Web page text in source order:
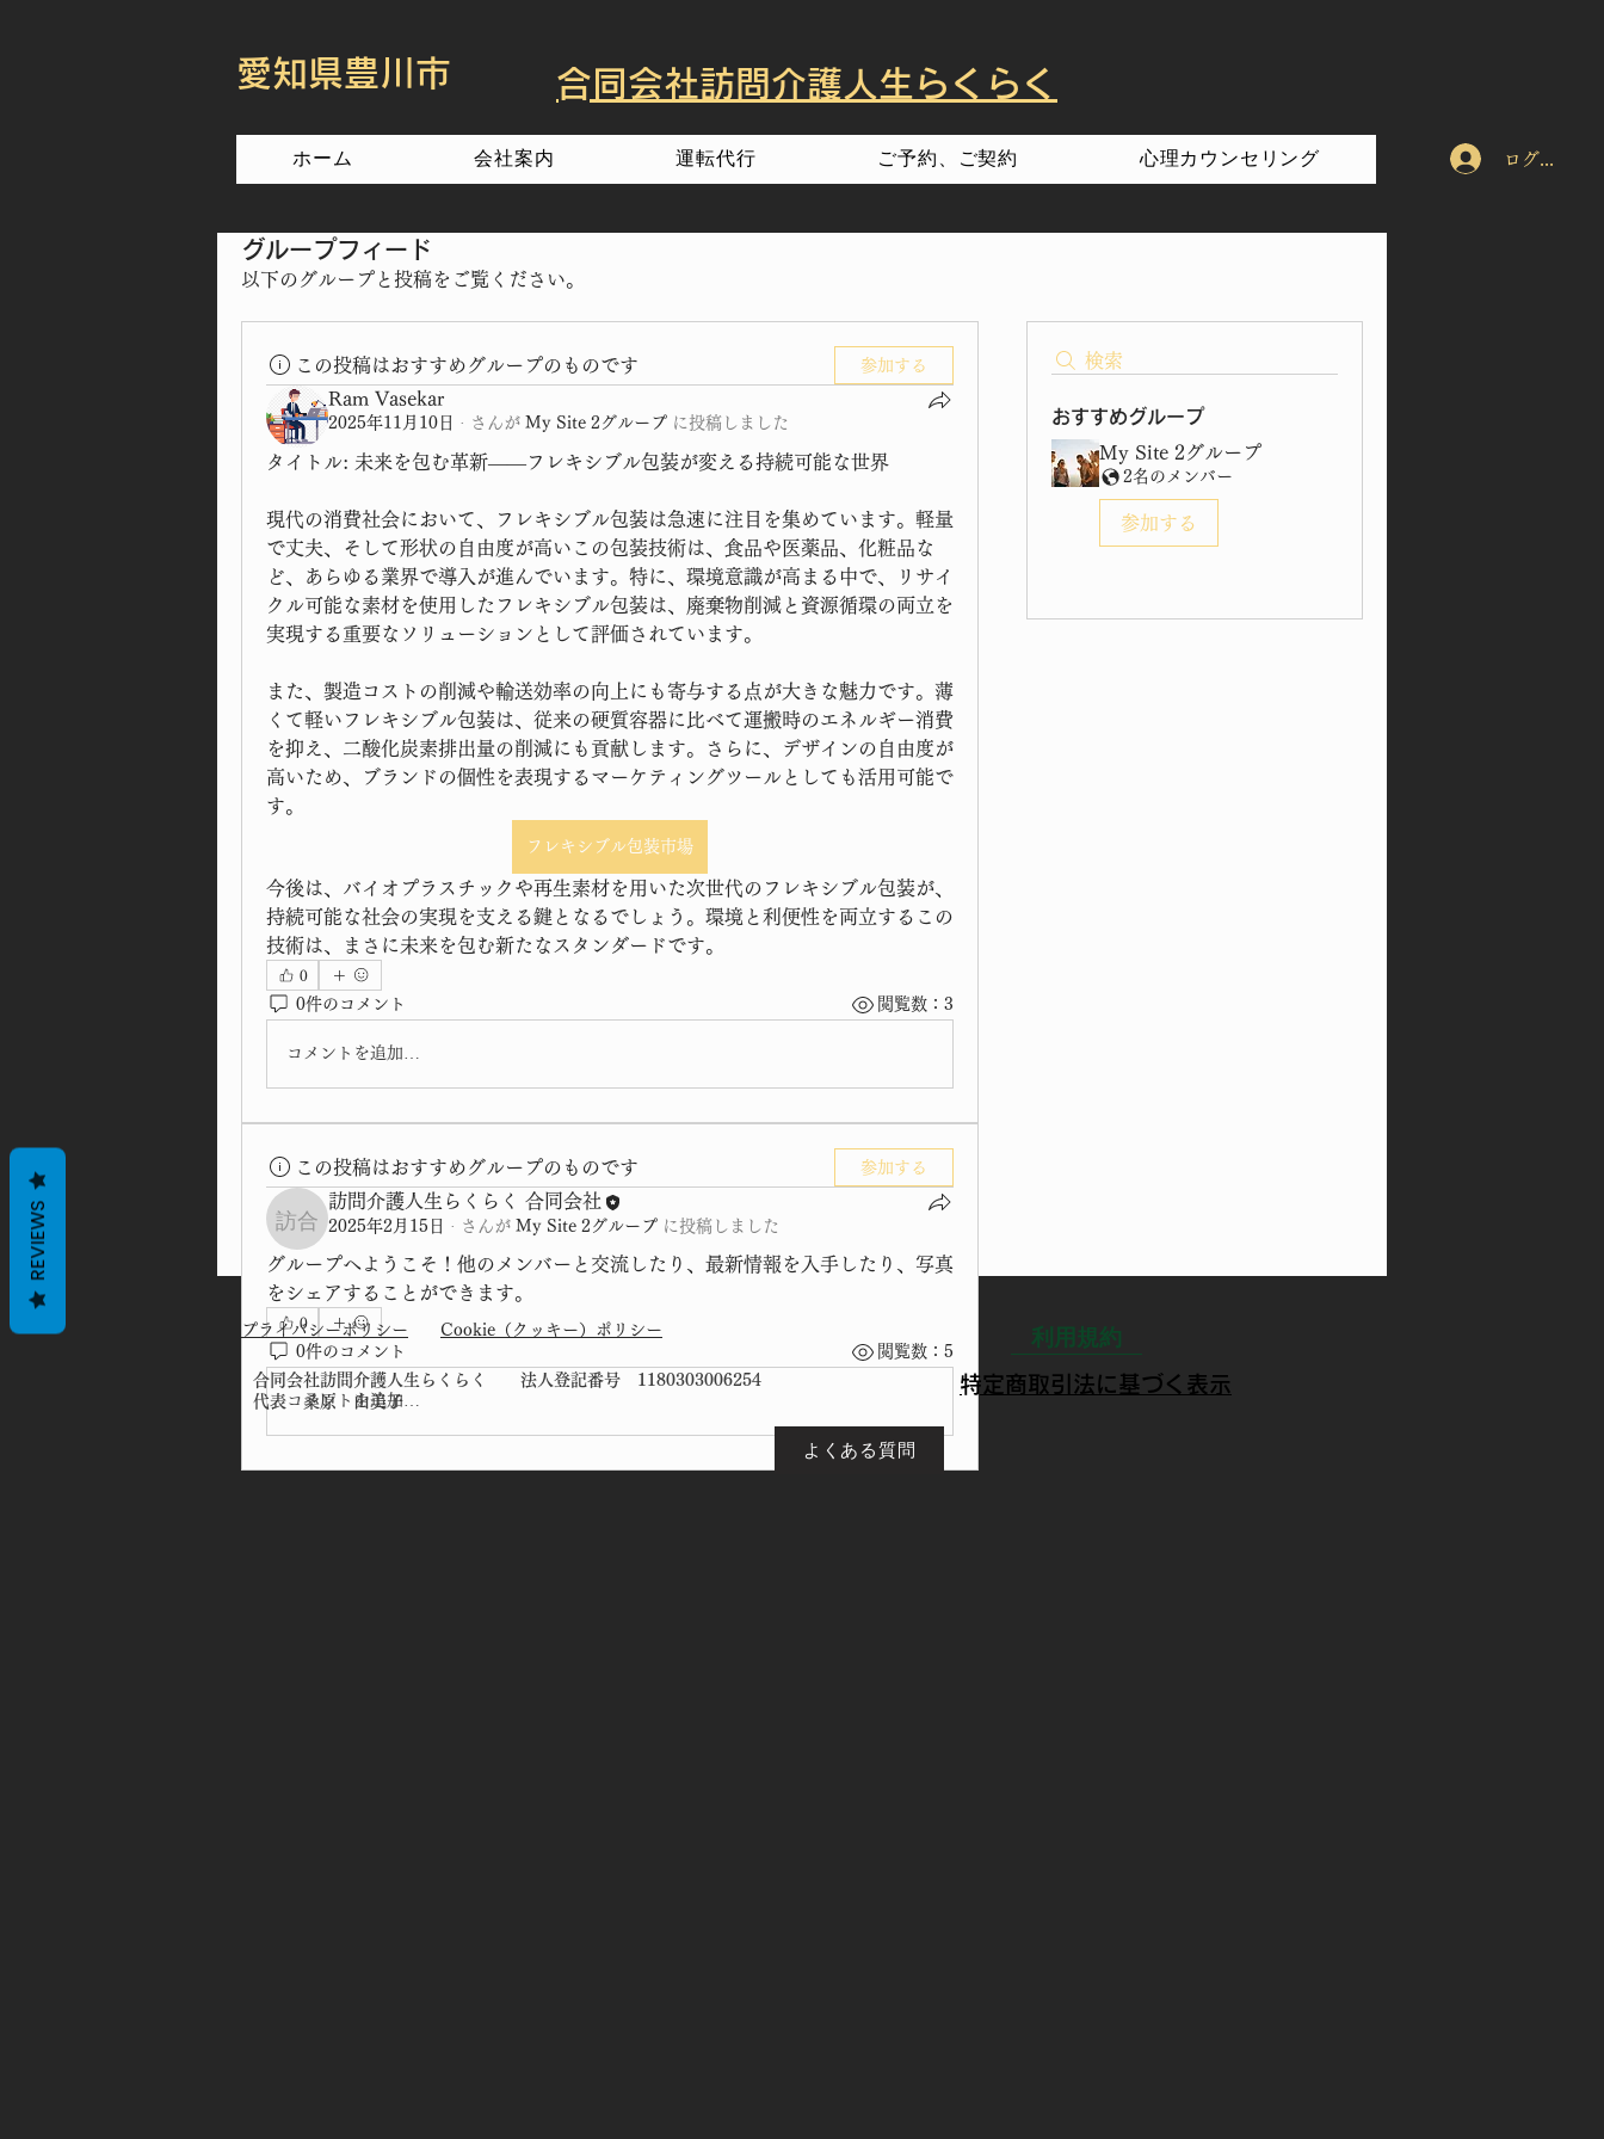
​愛知県豊川市 ​合同会社訪問介護人生らくらく
ホーム 会社案内 運転代行 ご予約、ご契約 心理カウンセリング ログイン
グループフィード
以下のグループと投稿をご覧ください。
検索
おすすめグループ
My Site 2グループ
2名のメンバー
参加する
この投稿はおすすめグループのものです 参加する
Ram Vasekar
2025年11月10日 · さんが My Site 2グループ に 投稿しました
タイトル: 未来を包む革新――フレキシブル包装が変える持続可能な世界
現代の消費社会において、フレキシブル包装は急速に注目を集めています。軽量
で丈夫、そして形状の自由度が高いこの包装技術は、食品や医薬品、化粧品な
ど、あらゆる業界で導入が進んでいます。特に、環境意識が高まる中で、リサイ
クル可能な素材を使用したフレキシブル包装は、廃棄物削減と資源循環の両立を
実現する重要なソリューションとして評価されています。
また、製造コストの削減や輸送効率の向上にも寄与する点が大きな魅力です。薄
くて軽いフレキシブル包装は、従来の硬質容器に比べて運搬時のエネルギー消費
を抑え、二酸化炭素排出量の削減にも貢献します。さらに、デザインの自由度が
高いため、ブランドの個性を表現するマーケティングツールとしても活用可能で
す。
フレキシブル包装市場
今後は、バイオプラスチックや再生素材を用いた次世代のフレキシブル包装が、
持続可能な社会の実現を支える鍵となるでしょう。環境と利便性を両立するこの
技術は、まさに未来を包む新たなスタンダードです。
0
0件のコメント 閲覧数：3
コメントを追加…
この投稿はおすすめグループのものです 参加する
訪問介護人生らくらく 合同会社
訪問介護人生らくらく 合同会社
2025年2月15日 · さんが My Site 2グループ に 投稿しました
グループへようこそ！他のメンバーと交流したり、最新情報を入手したり、写真
をシェアすることができます。
0
0件のコメント 閲覧数：5
コメントを追加…
プライバシーポリシー Cookie（クッキー）ポリシー
​​合同会社訪問介護人生らくらく 法人登記番号 1180303006254
​代表 桑原 由美子
利用規約
​特定商取引法に基づく表示
よくある質問
REVIEWS